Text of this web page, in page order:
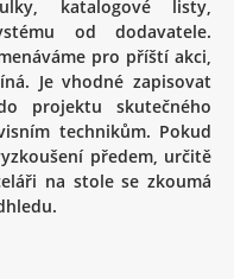
katalogové listy,
od dodavatele.
pro příští akci,
Je vhodné zapisovat
projektu skutečného
technikům. Pokud
předem, určitě
na stole se zkoumá